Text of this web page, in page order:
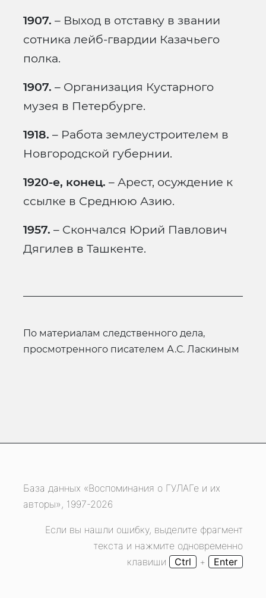
1907. – Выход в отставку в звании
сотника лейб-гвардии Казачьего
полка.
1907. – Организация Кустарного
музея в Петербурге.
1918. – Работа землеустроителем в
Новгородской губернии.
1920-е, конец. – Арест, осуждение к
ссылке в Среднюю Азию.
1957. – Скончался Юрий Павлович
Дягилев в Ташкенте.
по материалам следственного дела,
просмотренного писателем А.С. Ласкиным
База данных «Воспоминания о ГУЛАГе и их
авторы», 1997-2026
Если вы нашли ошибку, выделите фрагмент
текста и нажмите одновременно
клавиши
Ctrl + Enter